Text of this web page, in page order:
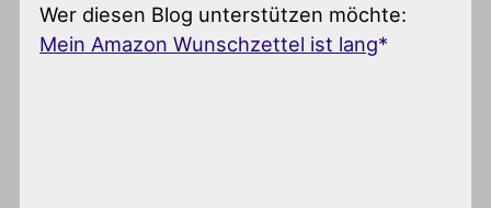
Wer diesen Blog unterstützen möchte:
Mein Amazon Wunschzettel ist lang